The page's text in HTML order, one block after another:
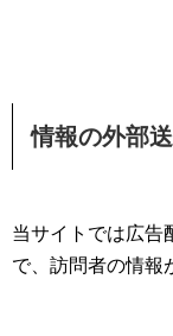
情報の外部
当サイトでは広告
で、訪問者の情報